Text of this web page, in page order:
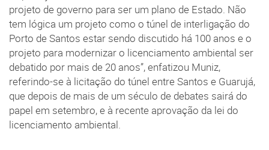
projeto de governo para ser um plano de Estado. Não
tem lógica um projeto como o túnel de interligação do
Porto de Santos estar sendo discutido há 100 anos e o
projeto para modernizar o licenciamento ambiental ser
debatido por mais de 20 anos”, enfatizou Muniz,
referindo-se à licitação do túnel entre Santos e Guarujá,
que depois de mais de um século de debates sairá do
papel em setembro, e à recente aprovação da lei do
licenciamento ambiental.